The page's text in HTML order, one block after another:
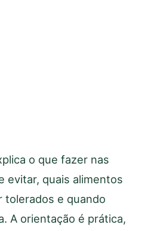
o que fazer nas
evitar, quais alimentos
tolerados e quando
A orientação é prática,